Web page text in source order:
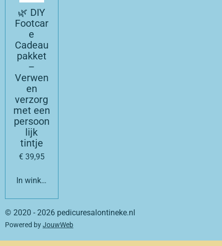
🌿 DIY
Footcar
e
Cadeau
pakket
–
Verwen
en
verzorg
met een
persoon
lijk
tintje
€ 39,95
In winkelwagen
© 2020 - 2026 pedicuresalontineke.nl
Powered byJouwWeb